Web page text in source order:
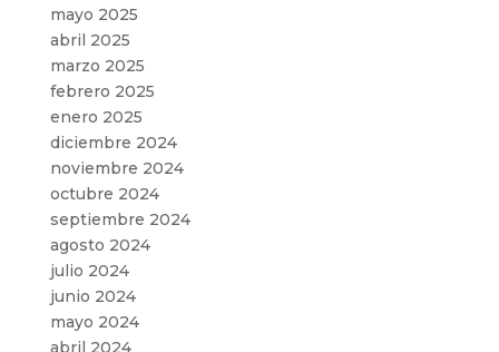
mayo 2025
abril 2025
marzo 2025
febrero 2025
enero 2025
diciembre 2024
noviembre 2024
octubre 2024
septiembre 2024
agosto 2024
julio 2024
junio 2024
mayo 2024
abril 2024